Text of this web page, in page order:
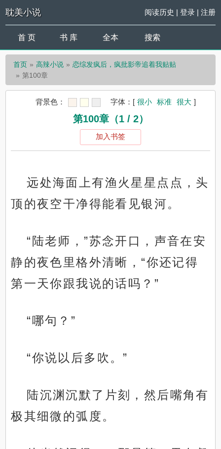
耽美小说 阅读历史 | 登录| 注册
首 页 书 库 全本 搜索
首页 高辣小说
恋综发疯后，疯批影帝追着我贴贴
第100章
背景色： 字体： [ 很小 标准 很大 ]
第100章（1 / 2）
加入书签
远处海面上有渔火星星点点，头
顶的夜空干净得能看见银河。
“陆老师，”苏念开口，声音在安
静的夜色里格外清晰，“你还记得
第一天你跟我说的话吗？”
“哪句？”
“你说以后多吹。”
陆沉渊沉默了片刻，然后嘴角有
极其细微的弧度。